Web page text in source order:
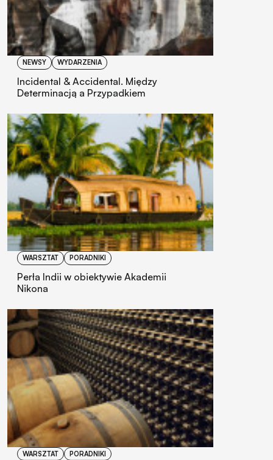
NEWSY WYDARZENIA
Incidental & Accidental. Między
Determinacją a Przypadkiem
WARSZTAT PORADNIKI
Perła Indii w obiektywie Akademii
Nikona
WARSZTAT PORADNIKI